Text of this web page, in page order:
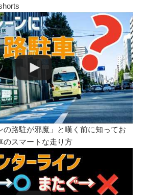
の路駐が邪魔」と嘆く前に知ってお
のスマートな走り方